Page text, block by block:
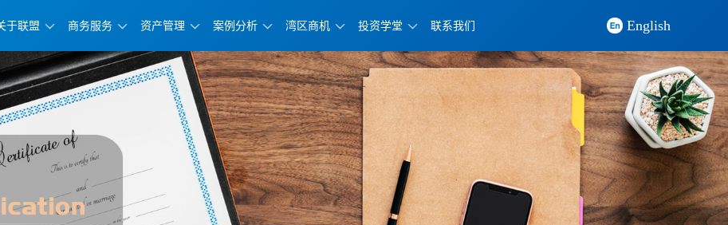
于联盟 商务服务 资产管理 案例分析 湾区商机 投资学堂 联系我们 English